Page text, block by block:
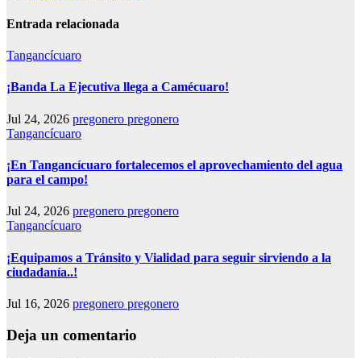
Entrada relacionada
Tangancícuaro
¡Banda La Ejecutiva llega a Camécuaro!
Jul 24, 2026 pregonero pregonero
Tangancícuaro
¡En Tangancícuaro fortalecemos el aprovechamiento del agua
para el campo!
Jul 24, 2026 pregonero pregonero
Tangancícuaro
¡Equipamos a Tránsito y Vialidad para seguir sirviendo a la
ciudadanía..!
Jul 16, 2026 pregonero pregonero
Deja un comentario